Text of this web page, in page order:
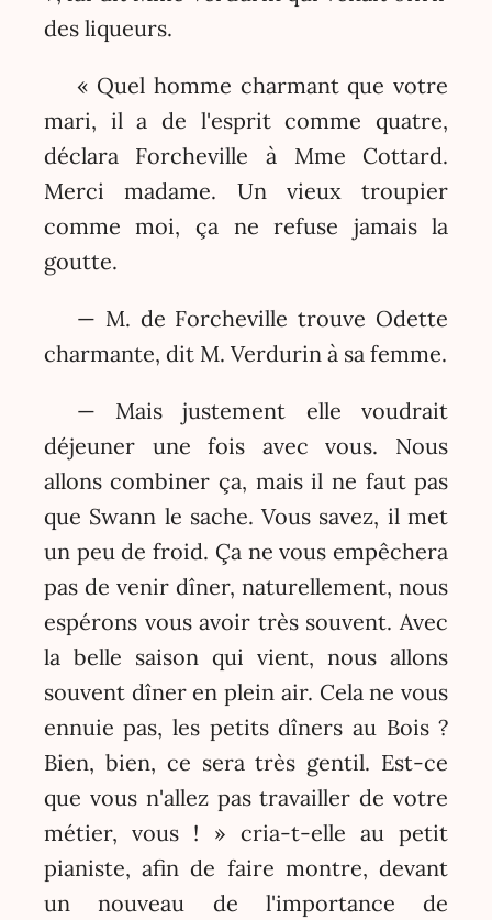
des liqueurs.
« Quel homme charmant que votre
mari, il a de l'esprit comme quatre,
déclara Forcheville à Mme Cottard.
Merci madame. Un vieux troupier
comme moi, ça ne refuse jamais la
goutte.
— M. de Forcheville trouve Odette
charmante, dit M. Verdurin à sa femme.
— Mais justement elle voudrait
déjeuner une fois avec vous. Nous
allons combiner ça, mais il ne faut pas
que Swann le sache. Vous savez, il met
un peu de froid. Ça ne vous empêchera
pas de venir dîner, naturellement, nous
espérons vous avoir très souvent. Avec
la belle saison qui vient, nous allons
souvent dîner en plein air. Cela ne vous
ennuie pas, les petits dîners au Bois ?
Bien, bien, ce sera très gentil. Est-ce
que vous n'allez pas travailler de votre
métier, vous ! » cria-t-elle au petit
pianiste, afin de faire montre, devant
un nouveau de l'importance de